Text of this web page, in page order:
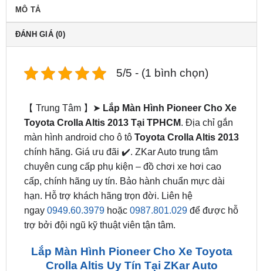
ĐÁNH GIÁ (0)
【 Trung Tâm 】➤Lắp Màn Hình Pioneer Cho Xe
màn hình android cho ô tôToyota Crolla Altis 2013
chính hãng. Giá ưu đãi ✔️. ZKar Auto trung tâm
chuyên cung cấp phụ kiện – đồ chơi xe hơi cao
cấp, chính hãng uy tín. Bảo hành chuẩn mực dài
hạn. Hỗ trợ khách hãng trọn đời. Liên hệ
ngay0949.60.3979 hoặc0987.801.029để được hỗ
trợ bởi đội ngũ kỹ thuật viên tận tâm.
Lắp Màn Hình Pioneer Cho Xe Toyota